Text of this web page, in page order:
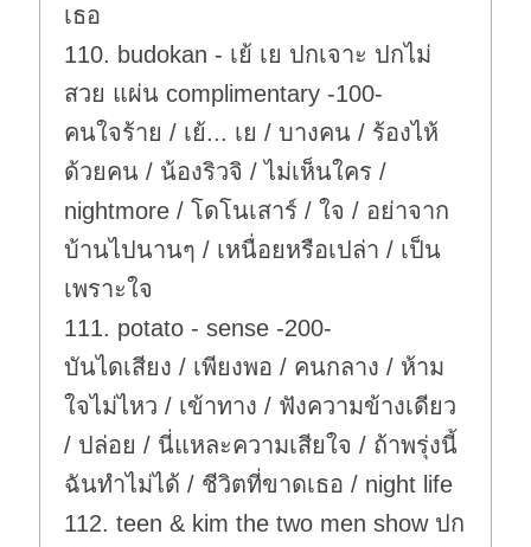
เธอ
110. budokan - เย้ เย ปกเจาะ ปกไม่
สวย แผ่น complimentary -100-
คนใจร้าย / เย้... เย / บางคน / ร้องไห้
ด้วยคน / น้องริวจิ / ไม่เห็นใคร /
nightmore / โดโนเสาร์ / ใจ / อย่าจาก
บ้านไปนานๆ / เหนื่อยหรือเปล่า / เป็น
เพราะใจ
111. potato - sense -200-
บันไดเสียง / เพียงพอ / คนกลาง / ห้าม
ใจไม่ไหว / เข้าทาง / ฟังความข้างเดียว
/ ปล่อย / นี่แหละความเสียใจ / ถ้าพรุ่งนี้
ฉันทำไม่ได้ / ชีวิตที่ขาดเธอ / night life
112. teen & kim the two men show ปก